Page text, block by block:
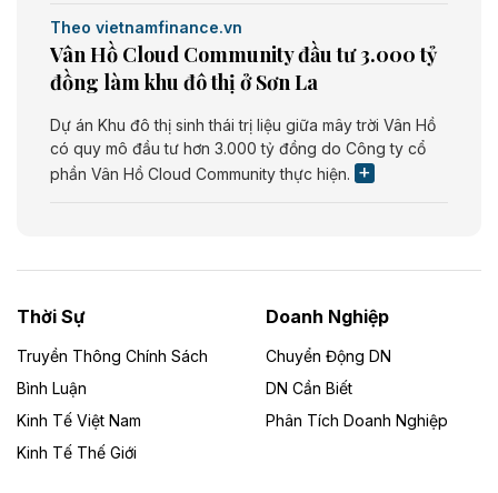
Theo vietnamfinance.vn
Vân Hồ Cloud Community đầu tư 3.000 tỷ
đồng làm khu đô thị ở Sơn La
Dự án Khu đô thị sinh thái trị liệu giữa mây trời Vân Hồ
có quy mô đầu tư hơn 3.000 tỷ đồng do Công ty cổ
phần Vân Hồ Cloud Community thực hiện.
Dự án Nhà máy xử lý rác và phát điện Bắc Giang do
Công ty TNHH Năng lượng môi trường Bắc Giang làm
Theo vietnamfinance.vn
Đức Long Gia Lai mở rộng ‘hệ sinh thái’
Thời Sự
Truyền Thông Chính Sách
Bình Luận
Kinh Tế Việt Nam
Kinh Tế Thế Giới
Doanh Nghiệp
Chuyển Động DN
DN Cần Biết
Phân Tích Doanh Nghiệp